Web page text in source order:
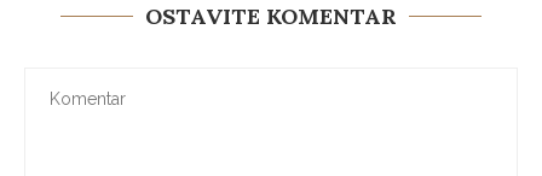
OSTAVITE KOMENTAR